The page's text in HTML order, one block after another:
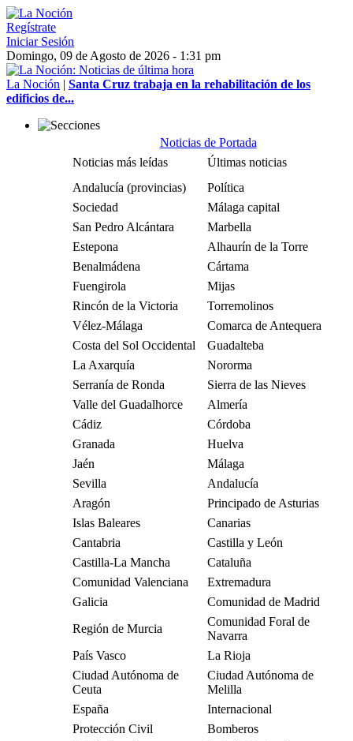
Regístrate
Iniciar Sesión
Domingo, 09 de Agosto de 2026 - 1:31 pm
La Noción | Santa Cruz trabaja en la rehabilitación de los
edificios de...
Noticias de Portada
Noticias más leídas
Últimas noticias
Andalucía (provincias)
Política
Sociedad
Málaga capital
San Pedro Alcántara
Marbella
Estepona
Alhaurín de la Torre
Benalmádena
Cártama
Fuengirola
Mijas
Rincón de la Victoria
Torremolinos
Vélez-Málaga
Comarca de Antequera
Costa del Sol Occidental
Guadalteba
La Axarquía
Nororma
Serranía de Ronda
Sierra de las Nieves
Valle del Guadalhorce
Almería
Cádiz
Córdoba
Granada
Huelva
Jaén
Málaga
Sevilla
Andalucía
Aragón
Principado de Asturias
Islas Baleares
Canarias
Cantabria
Castilla y León
Castilla-La Mancha
Cataluña
Comunidad Valenciana
Extremadura
Galicia
Comunidad de Madrid
Región de Murcia
Comunidad Foral de
Navarra
País Vasco
La Rioja
Ciudad Autónoma de
Ceuta
Ciudad Autónoma de
Melilla
España
Internacional
Protección Civil
Bomberos